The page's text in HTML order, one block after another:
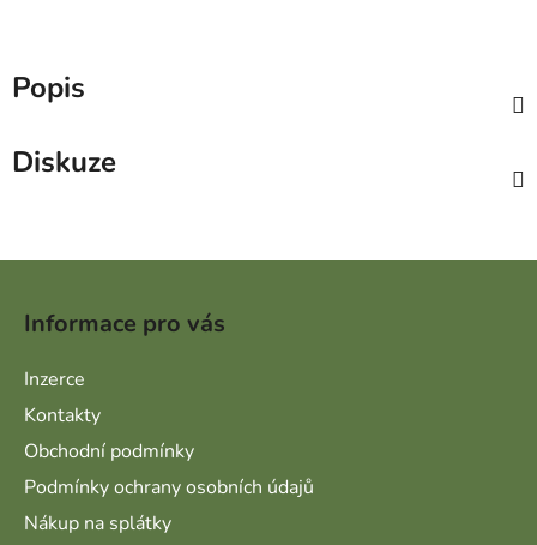
Popis
Diskuze
Informace pro vás
Inzerce
Kontakty
Obchodní podmínky
Podmínky ochrany osobních údajů
Nákup na splátky